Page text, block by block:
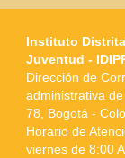
Instituto
Juventud -
Dirección de
administrativa
78, Bogotá -
Horario de
viernes de 8:00